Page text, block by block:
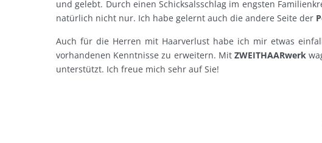
und gelebt. Durch einen Schicksalsschlag im engsten
natürlich nicht nur. Ich habe gelernt auch die andere Seite der
Auch für die Herren mit Haarverlust habe ich mir etwas
vorhandenen Kenntnisse zu erweitern. Mit ZWEITHAARwerk
unterstützt. Ich freue mich sehr auf Sie!